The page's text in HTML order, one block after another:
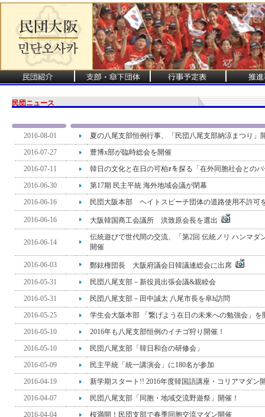
民団ニュース
2016-08-01
夏の八尾支部恒例行事、「民団八尾支部納涼まつり」
2016-07-27
豊博x部が臨時総会を開催
2016-07-11
韓日の文化と在日の可柏ｫを探る「在外同胞社会との
2016-06-30
第17期 民主平統 海外地域会議が閉幕
2016-06-16
民団大阪本部 ヘイトスピーチ団体の道路使用不許可
2016-06-16 大阪韓国商工会議所 洪致原会長を選出
2016-06-14
伝統遊びで世代間の交流、「第2回 伝統ノリ ハンマダ
開催
2016-06-03
鄭鉉権団長 大阪府議会日韓議連総会に出席
2016-05-31
民団八尾支部－新役員出張会議&親睦会
2016-05-31
民団八尾支部－田中誠太 八尾市長を阜h訪問
2016-05-25
学生会大阪本部 「繋げよう在日の未来への勉強会」を
2016-05-10
2016年も八尾支部恒例のイチゴ狩り開催！
2016-05-10
民団八尾支部「韓日和合の研修会」
2016-05-09
民主平統「統一講演会」に180名が参加
2016-04-19
新学期スタート!! 2016年度韓国語講座・コリアマダン
2016-04-07
民団八尾支部「同胞・地域交流野遊祭」開催！
2016-04-04
桜満開！民団支部で春季同胞交流マダン開催